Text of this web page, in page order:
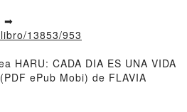
➡
13853/953
HARU: CADA DIA ES UNA VIDA
ePub Mobi) de FLAVIA